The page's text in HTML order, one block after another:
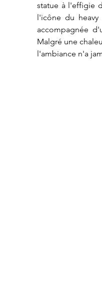
statue à l'effigie
l'icône du
accompagnée
Malgré une
l'ambiance n'a